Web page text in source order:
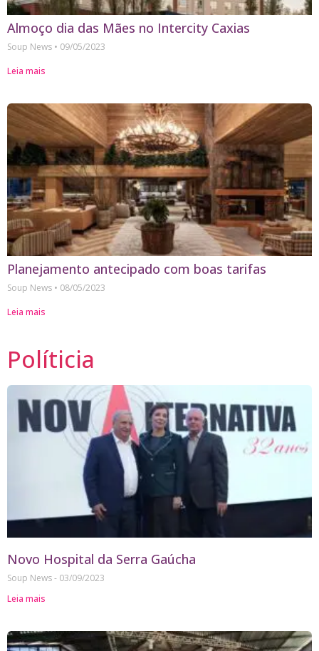
Almoço dia das Mães no Intercity Caxias
Soup News
09/05/2023
Leia mais
Planejamento antecipado com boas tarifas
Soup News
08/05/2023
Leia mais
Políticia
Novo Hospital da Serra Gaúcha
Soup News
03/09/2023
Leia mais